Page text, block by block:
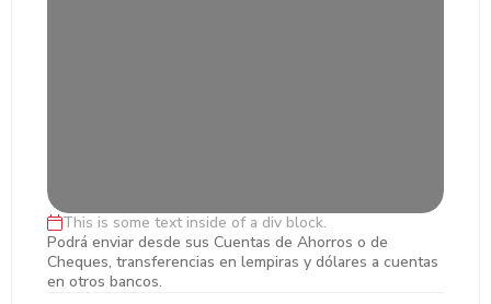
Transferencias ACH y LBTR
This is some text inside of a div block.
Podrá enviar desde sus Cuentas de Ahorros o de
Cheques, transferencias en lempiras y dólares a cuentas
en otros bancos.